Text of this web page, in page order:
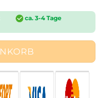
ca. 3-4 Tage